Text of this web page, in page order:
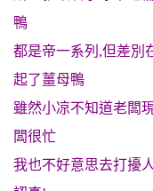
鴨
都是帝一系列,但差別
起了薑母鴨
雖然小凉不知道老闆
闆很忙
我也不好意思去打擾